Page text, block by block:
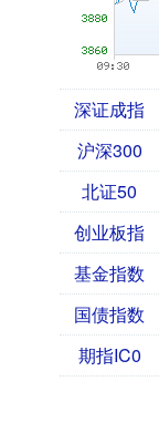
深证成指
沪深300
北证50
创业板指
基金指数
国债指数
期指IC0